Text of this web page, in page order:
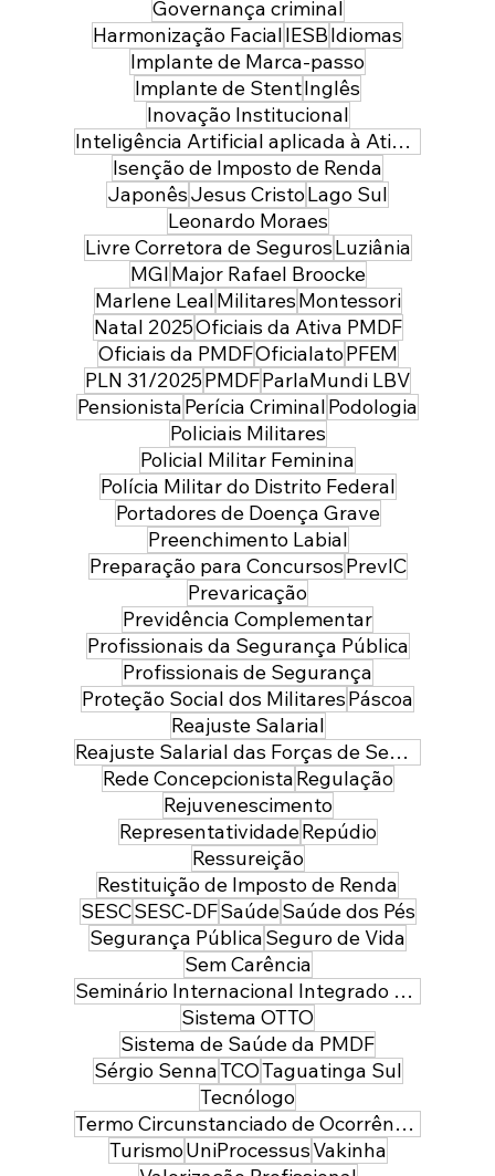
Governança criminal
Harmonização FacialIESBIdiomas
Implante de Marca-passo
Implante de StentInglês
Inovação Institucional
Inteligência Artificial aplicada à Atividade Policial
Isenção de Imposto de Renda
JaponêsJesus CristoLago Sul
Leonardo Moraes
Livre Corretora de SegurosLuziânia
MGIMajor Rafael Broocke
Marlene LealMilitaresMontessori
Natal 2025Oficiais da Ativa PMDF
Oficiais da PMDFOficialatoPFEM
PLN 31/2025PMDFParlaMundi LBV
PensionistaPerícia CriminalPodologia
Policiais Militares
Policial Militar Feminina
Polícia Militar do Distrito Federal
Portadores de Doença Grave
Preenchimento Labial
Preparação para ConcursosPrevIC
Prevaricação
Previdência Complementar
Profissionais da Segurança Pública
Profissionais de Segurança
Proteção Social dos MilitaresPáscoa
Reajuste Salarial
Reajuste Salarial das Forças de Segurança do Distrito Federal
Rede ConcepcionistaRegulação
Rejuvenescimento
RepresentatividadeRepúdio
Ressureição
Restituição de Imposto de Renda
SESCSESC-DFSaúdeSaúde dos Pés
Segurança PúblicaSeguro de Vida
Sem Carência
Seminário Internacional Integrado de Segurança Pública e Defesa
Sistema OTTO
Sistema de Saúde da PMDF
Sérgio SennaTCOTaguatinga Sul
Tecnólogo
Termo Circunstanciado de Ocorrência
TurismoUniProcessusVakinha